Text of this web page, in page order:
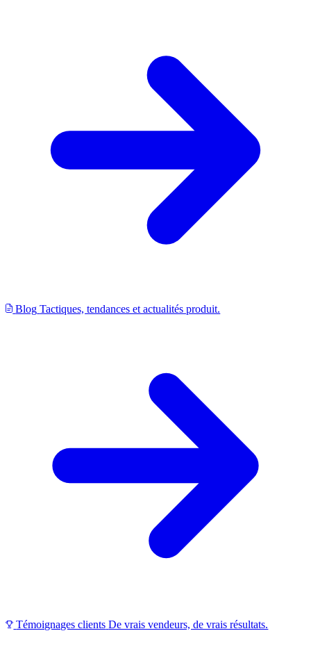
Blog Tactiques, tendances et actualités produit.
Témoignages clients De vrais vendeurs, de vrais résultats.